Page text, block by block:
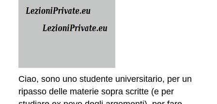
Ciao, sono uno studente universitario, per un
ripasso delle materie sopra scritte (e per